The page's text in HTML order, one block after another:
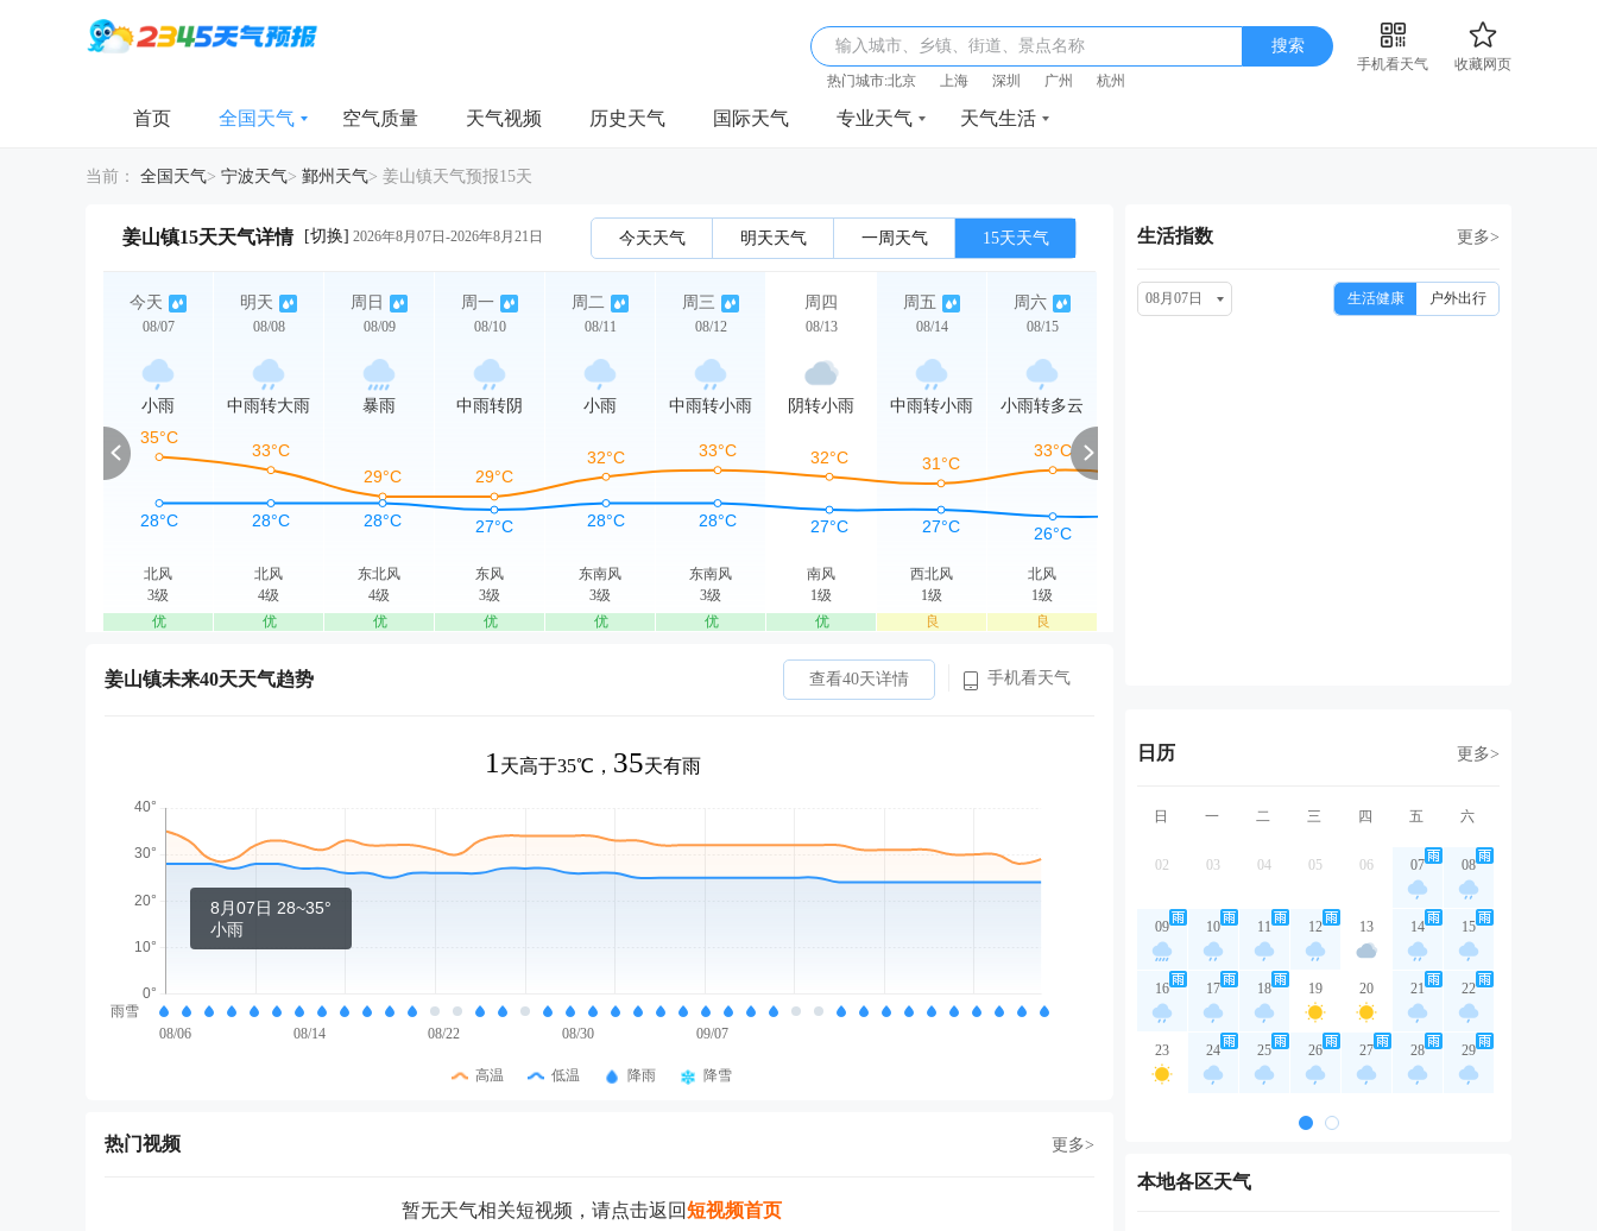
输入城市、乡镇、街道、景点名称 搜索
手机看天气
收藏网页
热门城市:北京 上海 深圳 广州 杭州
首页 全国天气 空气质量 天气视频 历史天气 国际天气 专业天气 天气生活
当前： 全国天气> 宁波天气> 鄞州天气> 姜山镇天气预报15天
姜山镇15天天气详情 [切换] 2026年8月07日-2026年8月21日 今天天气 明天天气 一周天气 15天天气
今天
08/07
小雨
北风
3级
优
明天
08/08
中雨转大雨
北风
4级
优
周日
08/09
暴雨
东北风
4级
优
周一
08/10
中雨转阴
东风
3级
优
周二
08/11
小雨
东南风
3级
优
周三
08/12
中雨转小雨
东南风
3级
优
周四
08/13
阴转小雨
南风
1级
优
周五
08/14
中雨转小雨
西北风
1级
良
周六
08/15
小雨转多云
北风
1级
良
周日 周二 周三
姜山镇未来40天天气趋势 查看40天详情 手机看天气
1 天高于35℃， 35天有雨
8月07日 28~35°
小雨
雨雪
08/06
08/14 08/22 08/30 09/07
高温 低温 降雨 降雪
热门视频 更多>
暂无天气相关短视频，请点击返回短视频首页
生活指数 更多>
08月07日 生活健康 户外出行
日历 更多>
日 一 二 三 四 五 六
02 03 04 05 06 07 08
09 10 11 12 13 14 15
16 17 18 19 20 21 22
23 24 25 26 27 28 29
本地各区天气